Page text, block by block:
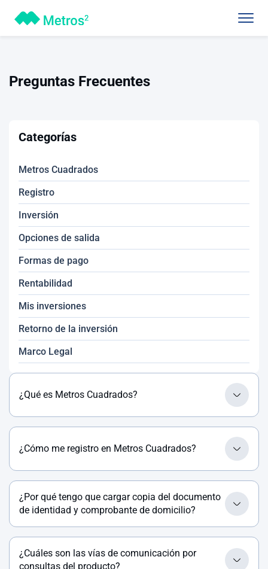
Preguntas Frecuentes
¿Qué es Metros Cuadrados?
¿Cómo me registro en Metros Cuadrados?
¿Por qué tengo que cargar copia del documento
de identidad y comprobante de domicilio?
¿Cuáles son las vías de comunicación por
consultas del producto?
Categorías
Metros Cuadrados
Registro
Inversión
Opciones de salida
Formas de pago
Rentabilidad
Mis inversiones
Retorno de la inversión
Marco Legal